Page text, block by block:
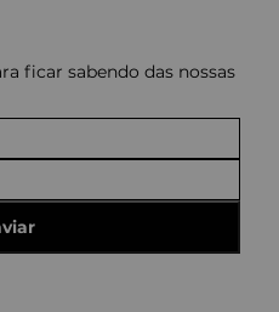
ficar sabendo das nossas